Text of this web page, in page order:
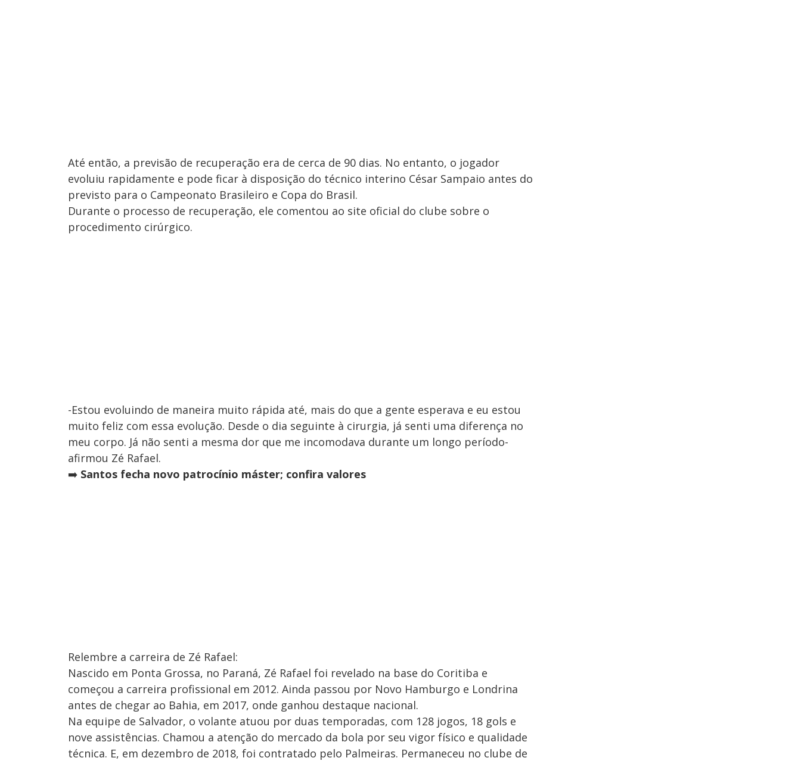
Até então, a previsão de recuperação era de cerca de 90 dias. No entanto, o jogador
evoluiu rapidamente e pode ficar à disposição do técnico interino César Sampaio antes do
previsto para o Campeonato Brasileiro e Copa do Brasil.
Durante o processo de recuperação, ele comentou ao site oficial do clube sobre o
procedimento cirúrgico.
-Estou evoluindo de maneira muito rápida até, mais do que a gente esperava e eu estou
muito feliz com essa evolução. Desde o dia seguinte à cirurgia, já senti uma diferença no
meu corpo. Já não senti a mesma dor que me incomodava durante um longo período-
afirmou Zé Rafael.
➡️ Santos fecha novo patrocínio máster; confira valores
Relembre a carreira de Zé Rafael:
Nascido em Ponta Grossa, no Paraná, Zé Rafael foi revelado na base do Coritiba e
começou a carreira profissional em 2012. Ainda passou por Novo Hamburgo e Londrina
antes de chegar ao Bahia, em 2017, onde ganhou destaque nacional.
Na equipe de Salvador, o volante atuou por duas temporadas, com 128 jogos, 18 gols e
nove assistências. Chamou a atenção do mercado da bola por seu vigor físico e qualidade
técnica. E, em dezembro de 2018, foi contratado pelo Palmeiras. Permaneceu no clube de